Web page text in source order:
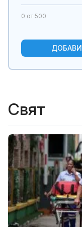
0 от 500
ДОБАВИ
Свят